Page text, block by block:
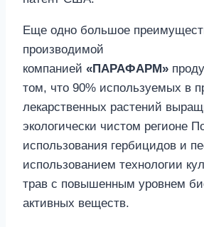
Еще одно большое
производимой
компанией «ПАРАФАРМ»
том, что 90% используемых в
лекарственных растений
экологически чистом регионе
использования гербицидов и
использованием технологии
трав с повышенным уровнем
активных веществ.